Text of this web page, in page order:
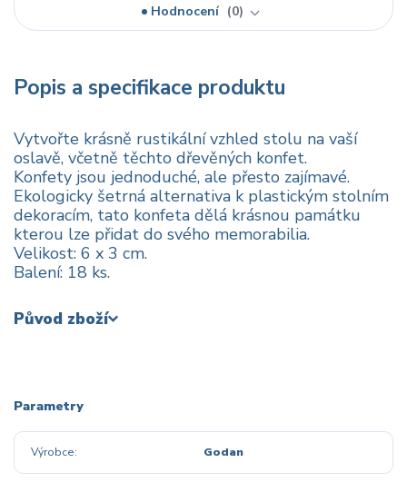
Hodnocení
0
Popis a specifikace produktu
Vytvořte krásně rustikální vzhled stolu na vaší
oslavě, včetně těchto dřevěných konfet.
Konfety jsou jednoduché, ale přesto zajímavé.
Ekologicky šetrná alternativa k plastickým stolním
dekoracím, tato konfeta dělá krásnou památku
kterou lze přidat do svého memorabilia.
Velikost: 6 x 3 cm.
Balení: 18 ks.
Původ zboží
Parametry
Výrobce Godan